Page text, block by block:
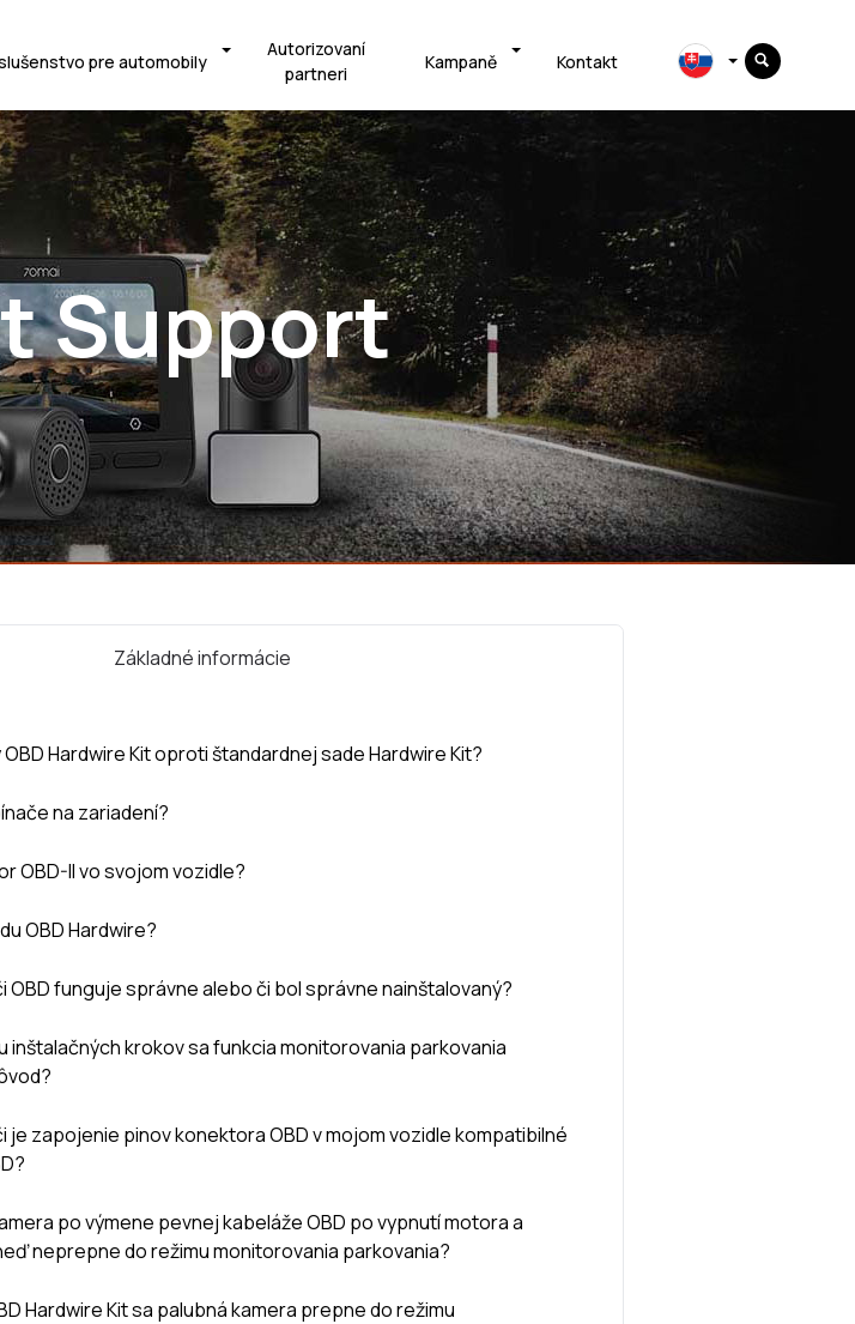
pre automobily
Autorizovaní
partneri
Kampaně Kontakt
Support
Základné informácie
Hardwire Kit oproti štandardnej sade Hardwire Kit?
na zariadení?
OBD-II vo svojom vozidle?
OBD Hardwire?
OBD funguje správne alebo či bol správne nainštalovaný?
inštalačných krokov sa funkcia monitorovania parkovania
je zapojenie pinov konektora OBD v mojom vozidle kompatibilné
po výmene pevnej kabeláže OBD po vypnutí motora a
neprepne do režimu monitorovania parkovania?
Hardwire Kit sa palubná kamera prepne do režimu